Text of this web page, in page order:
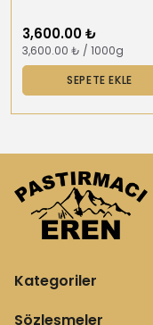
3,600.00 ₺
3,600.00 ₺ / 1000g
SEPETE EKLE
Kategoriler
Sözleşmeler